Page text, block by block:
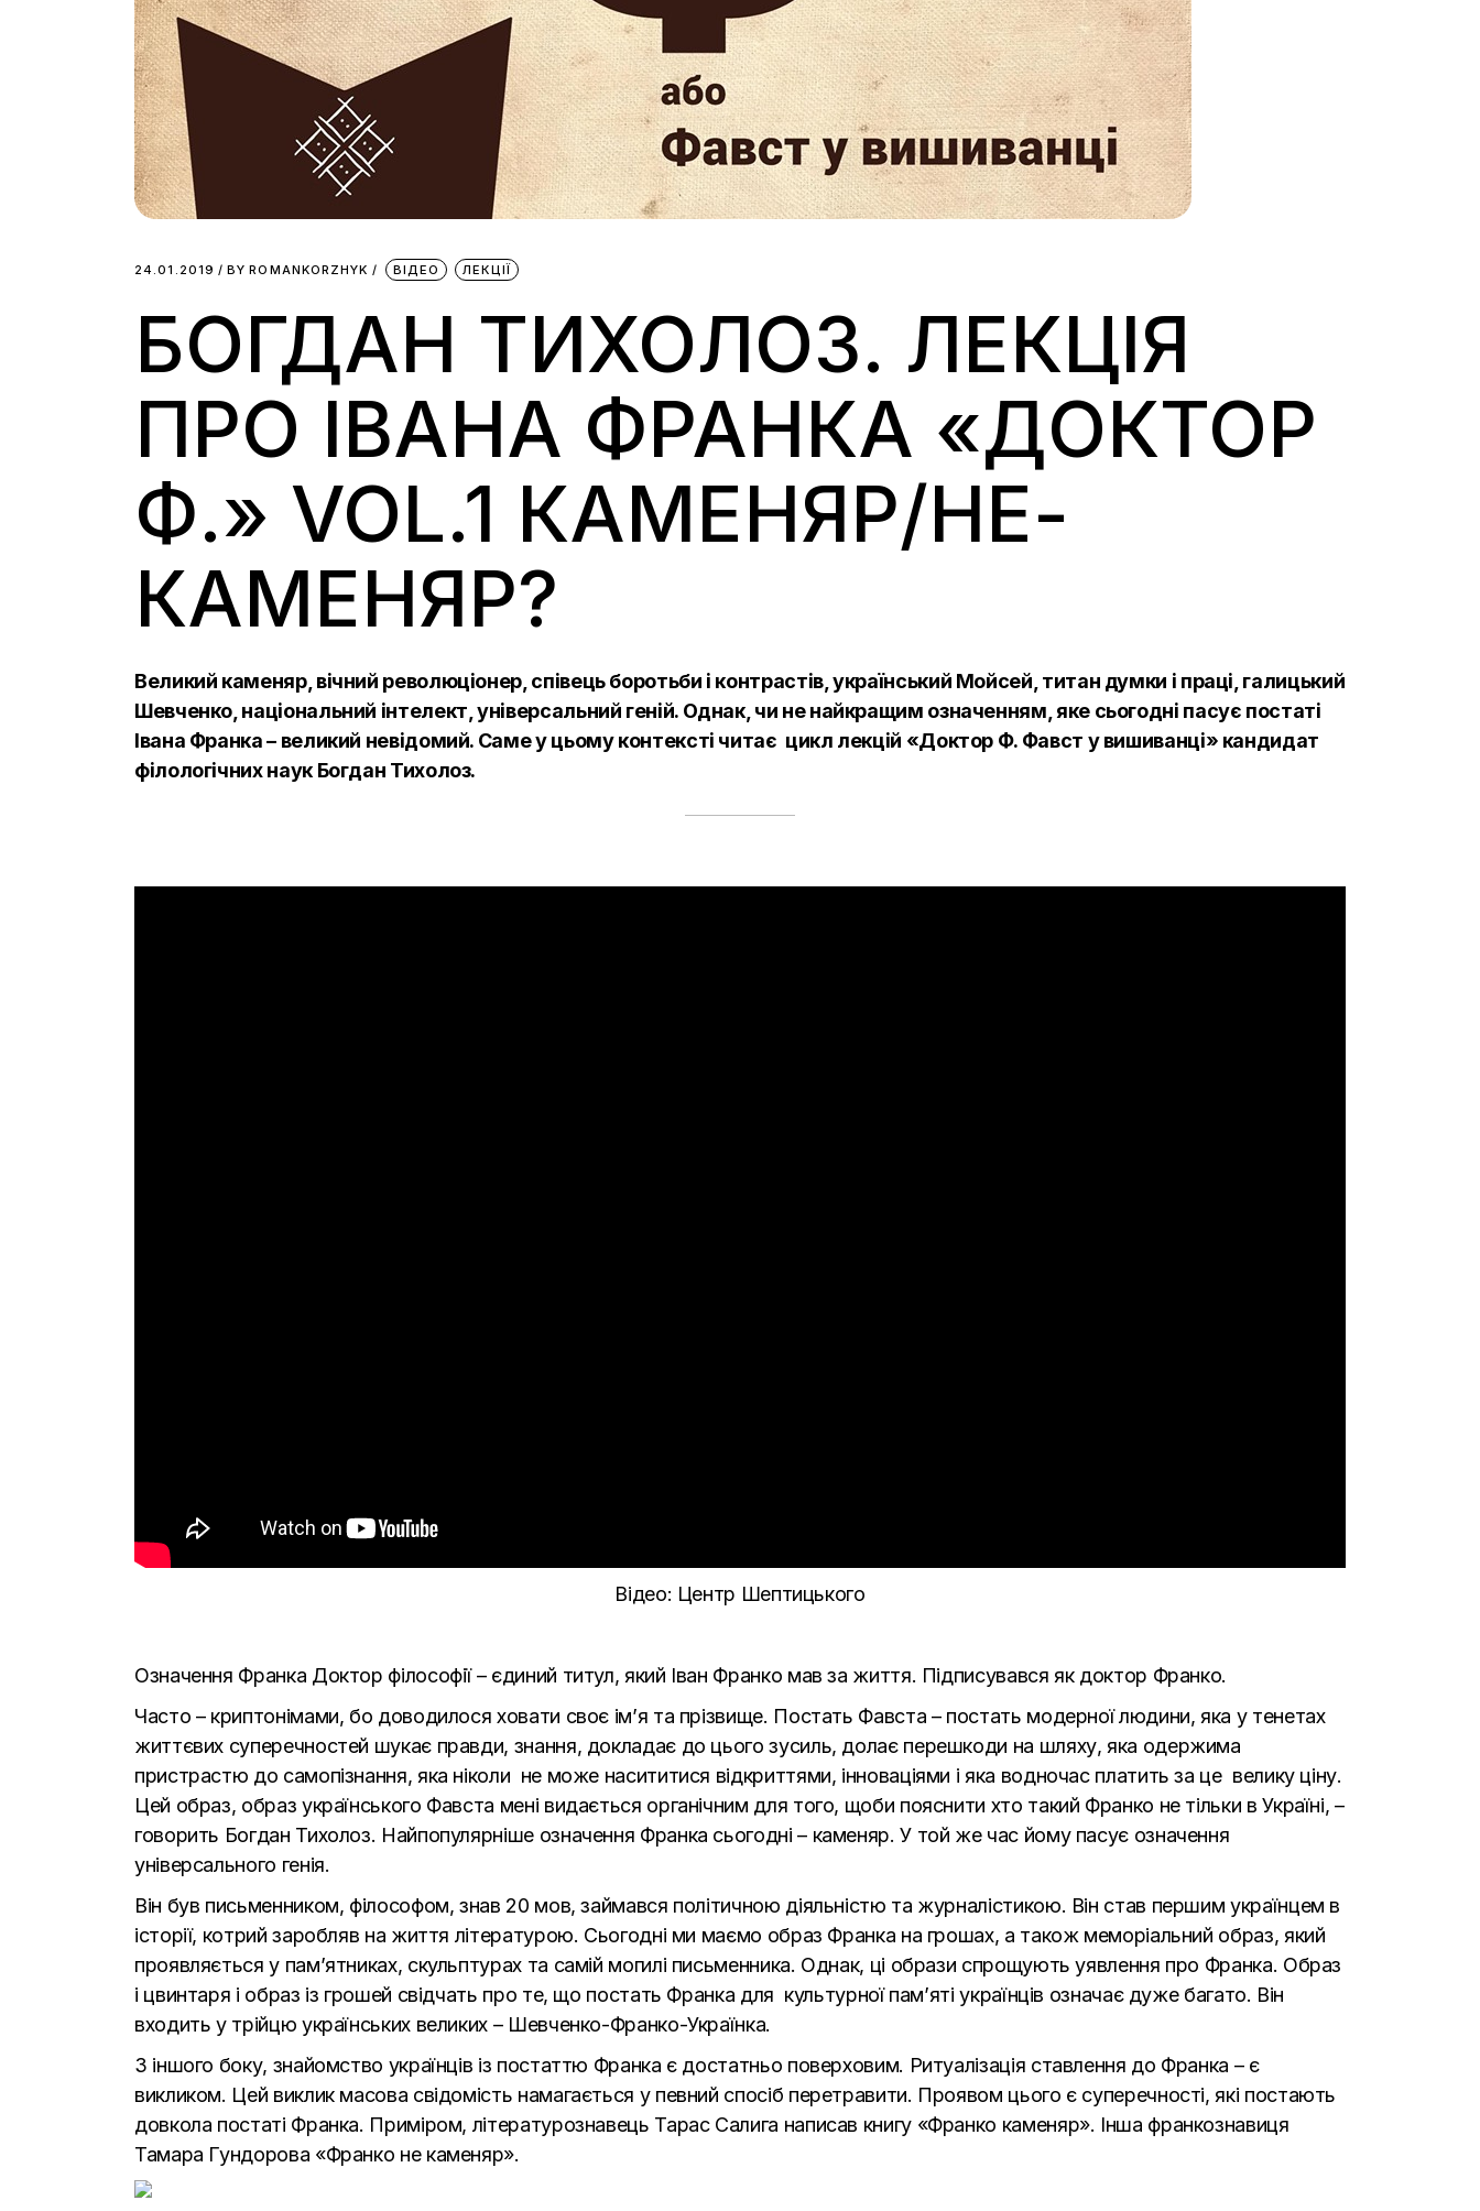
24.01.2019 BY ROMANKORZHYK ВІДЕО ЛЕКЦІЇ
БОГДАН ТИХОЛОЗ. ЛЕКЦІЯ
ПРО ІВАНА ФРАНКА «ДОКТОР
Ф.» VOL.1 КАМЕНЯР/НЕ-
КАМЕНЯР?
Великий каменяр, вічний революціонер, співець боротьби і контрастів, український Мойсей, титан думки і праці, галицький
Шевченко, національний інтелект, універсальний геній. Однак, чи ненайкращим означенням, яке сьогодні пасує постаті
Івана Франка – великий невідомий. Саме у цьому контексті читає цикл лекцій «Доктор Ф. Фавст у вишиванці» кандидат
філологічних наук Богдан Тихолоз.
Відео: Центр Шептицького
Означення Франка Доктор філософії – єдиний титул, який Іван Франко мав за життя. Підписувався як доктор Франко.
Часто – криптонімами, бо доводилося ховати своє ім’я та прізвище. Постать Фавста – постать модерної людини, яка у тенетах
життєвих суперечностей шукає правди, знання, докладає до цього зусиль, долає перешкоди на шляху, яка одержима
пристрастю до самопізнання, яка ніколи не може насититися відкриттями, інноваціями і яка водночас платить за це велику ціну.
Цей образ, образ українського Фавста мені видається органічним для того, щоби пояснити хто такий Франко не тільки в Україні, –
говорить Богдан Тихолоз. Найпопулярніше означення Франка сьогодні – каменяр. У той же час йому пасує означення
універсального генія.
Він був письменником, філософом, знав 20 мов, займався політичною діяльністю та журналістикою. Він став першим українцем в
історії, котрий заробляв на життя літературою. Сьогодні ми маємо образ Франка на грошах, а також меморіальний образ, який
проявляється у пам’ятниках, скульптурах та самій могилі письменника. Однак, ці образи спрощують уявлення про Франка. Образ
і цвинтаря і образ із грошей свідчать про те, що постать Франка для культурної пам’яті українців означає дуже багато. Він
входить у трійцю українських великих – Шевченко-Франко-Українка.
З іншого боку, знайомство українців із постаттю Франка є достатньо поверховим. Ритуалізація ставлення до Франка – є
викликом. Цей виклик масова свідомість намагається у певний спосіб перетравити. Проявом цього є суперечності, які постають
довкола постаті Франка. Приміром, літературознавець Тарас Салига написав книгу «Франко каменяр». Інша франкознавиця
Тамара Гундорова «Франко не каменяр».